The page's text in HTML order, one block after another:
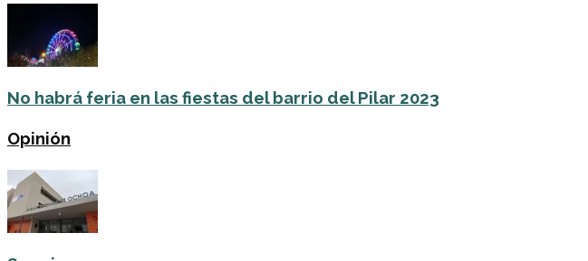
No habrá feria en las fiestas del barrio del Pilar 2023
Opinión